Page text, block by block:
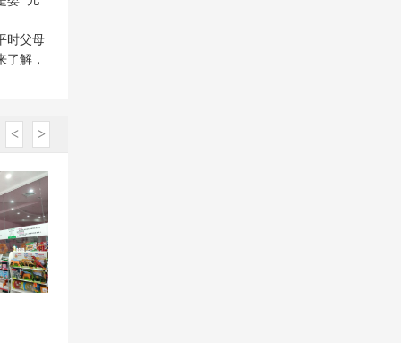
时父母
解，
< >